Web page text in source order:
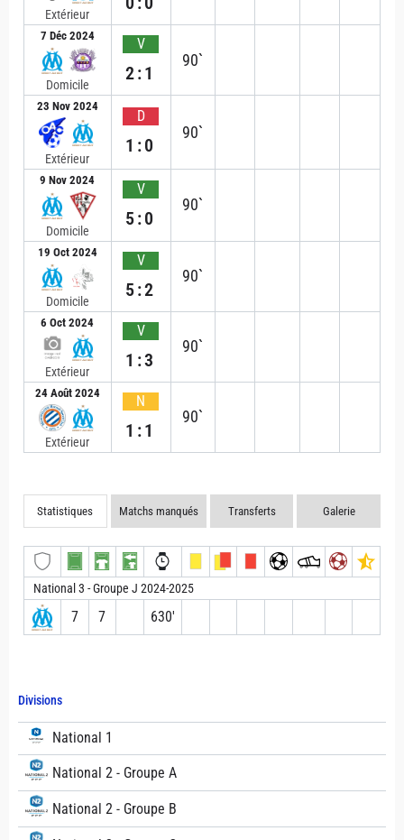
Divisions
National 1
National 2 - Groupe A
National 2 - Groupe B
Extérieur
7 Déc 2024
Domicile
V
2:1
90`
23 Nov 2024
Extérieur
D
1:0
90`
9 Nov 2024
Domicile
V
5:0
90`
19 Oct 2024
Domicile
V
5:2
90`
6 Oct 2024
Extérieur
V
1:3
90`
24 Août 2024
Extérieur
N
1:1
90`
Statistiques Matchs manqués Transferts Galerie
National 3 - Groupe J 2024-2025
7 7 630′